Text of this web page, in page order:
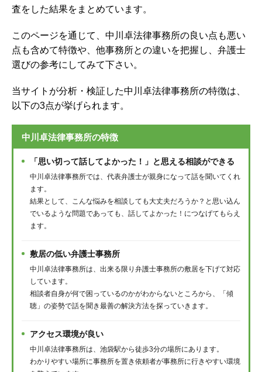
査をした結果をまとめています。
このページを通じて、中川卓法律事務所の良い点も悪い
点も含めて特徴や、他事務所との違いを把握し、弁護士
選びの参考にしてみて下さい。
当サイトが分析・検証した中川卓法律事務所の特徴は、
以下の3点が挙げられます。
中川卓法律事務所の特徴
「思い切って話してよかった！」と思える相談ができる
中川卓法律事務所では、代表弁護士が親身になって話を聞いてくれ
ます。
結果として、こんな悩みを相談しても大丈夫だろうか？と思い込ん
でいるような問題であっても、話してよかった！につなげてもらえ
ます。
敷居の低い弁護士事務所
中川卓法律事務所は、出来る限り弁護士事務所の敷居を下げて対応
しています。
相談者自身が何で困っているのかがわからないところから、「傾
聴」の姿勢で話を聞き最善の解決方法を探っていきます。
アクセス環境が良い
中川卓法律事務所は、池袋駅から徒歩3分の場所にあります。
わかりやすい場所に事務所を置き依頼者が事務所に行きやすい環境